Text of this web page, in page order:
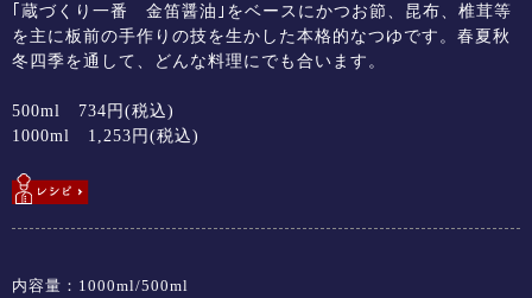
｢蔵づくり一番 金笛醤油｣をベースにかつお節、昆布、椎茸等
を主に板前の手作りの技を生かした本格的なつゆです。春夏秋
冬四季を通して、どんな料理にでも合います。
500ml 734円(税込)
1000ml 1,253円(税込)
内容量：1000ml/500ml